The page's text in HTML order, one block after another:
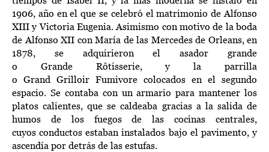
1906, año en el que se celebró el matrimonio de Alfonso
XIII y Victoria Eugenia. Asimismo con motivo de la boda
de Alfonso XII con María de las Mercedes de Orleans, en
1878, se adquirieron
el asador grande
o
Grande Rôtisserie,
y la parrilla
o
Grand Grilloir Fumivore colocados en el
segundo
espacio. Se contaba con un armario para mantener los
platos calientes, que se caldeaba gracias a la salida de
humos de los fuegos de las cocinas centrales,
cuyos conductos estaban instalados bajo el pavimento, y
ascendía por detrás de las estufas.